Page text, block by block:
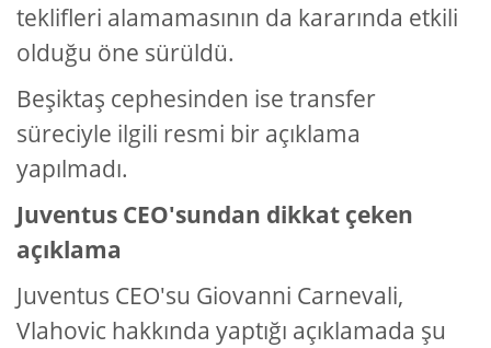
teklifleri alamamasının da kararında etkili
olduğu öne sürüldü.
Beşiktaş cephesinden ise transfer
süreciyle ilgili resmi bir açıklama
yapılmadı.
Juventus CEO'sundan dikkat çeken
açıklama
Juventus CEO'su Giovanni Carnevali,
Vlahovic hakkında yaptığı açıklamada şu